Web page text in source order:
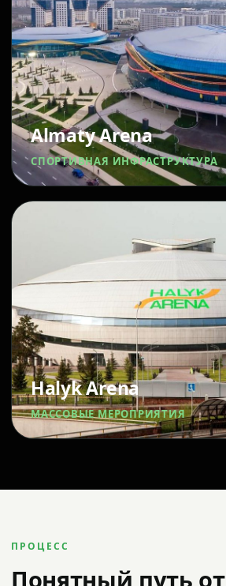
Almaty Arena
СПОРТИВНАЯ ИНФРАСТРУКТУРА
Halyk Arena
МАССОВЫЕ МЕРОПРИЯТИЯ
ПРОЦЕСС
Понятный путь от